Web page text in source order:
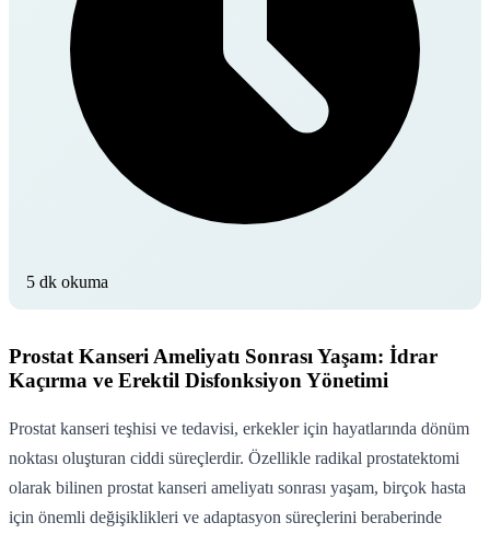
5 dk okuma
Prostat Kanseri Ameliyatı Sonrası Yaşam: İdrar
Kaçırma ve Erektil Disfonksiyon Yönetimi
Prostat kanseri teşhisi ve tedavisi, erkekler için hayatlarında dönüm
noktası oluşturan ciddi süreçlerdir. Özellikle radikal prostatektomi
olarak bilinen prostat kanseri ameliyatı sonrası yaşam, birçok hasta
için önemli değişiklikleri ve adaptasyon süreçlerini beraberinde